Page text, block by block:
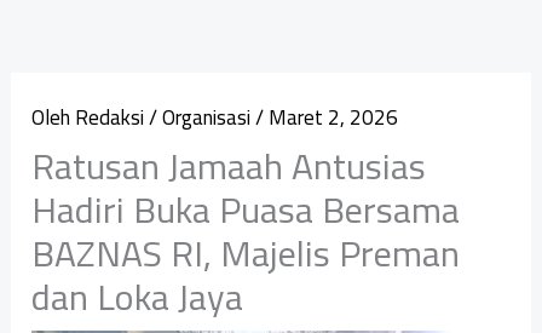
OlehRedaksi/Organisasi/Maret 2, 2026
Ratusan Jamaah Antusias
Hadiri Buka Puasa Bersama
BAZNAS RI, Majelis Preman
dan Loka Jaya